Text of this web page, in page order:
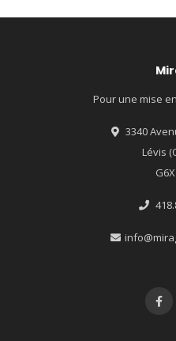
Pour une mise
3340
Lévis